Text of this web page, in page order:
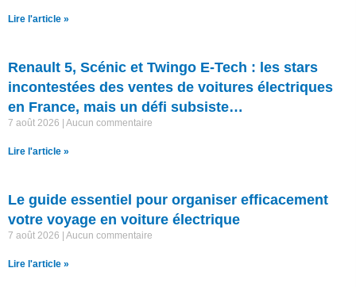
Lire l'article »
Renault 5, Scénic et Twingo E-Tech : les stars
incontestées des ventes de voitures électriques
en France, mais un défi subsiste…
7 août 2026 Aucun commentaire
Lire l'article »
Le guide essentiel pour organiser efficacement
votre voyage en voiture électrique
7 août 2026 Aucun commentaire
Lire l'article »